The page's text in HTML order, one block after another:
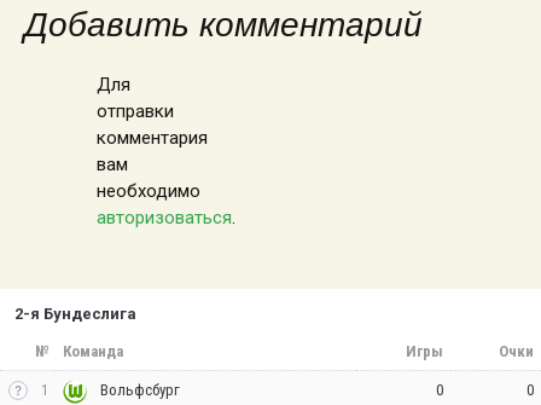
Добавить комментарий
Для
отправки
комментария
вам
необходимо
авторизоваться.
2-я Бундеслига
№ Команда Игры Очки
1 Вольфсбург 0 0